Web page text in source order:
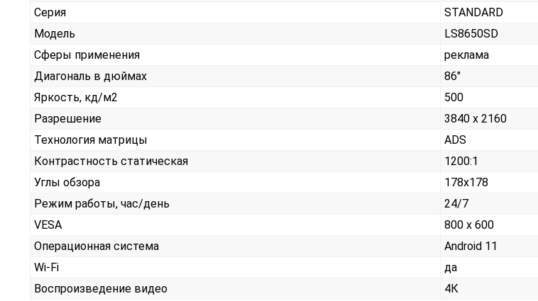
Серия
STANDARD
Модель
LS8650SD
Сферы применения
реклама
Диагональ в дюймах
86"
Яркость, кд/м2
500
Разрешение
3840 x 2160
Технология матрицы
ADS
Контрастность статическая
1200:1
Углы обзора
178x178
Режим работы, час/день
24/7
VESA
800 x 600
Операционная система
Android 11
Wi-Fi
да
Воспроизведение видео
4К